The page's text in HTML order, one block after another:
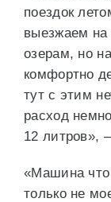
поездок
выезжаем на
озерам, но
комфортно
тут с этим
расход
12 литров»,
«Машина что
только не